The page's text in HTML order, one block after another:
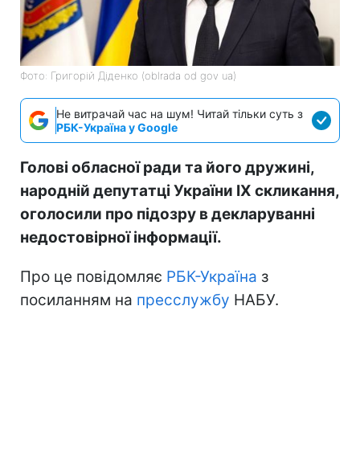
Фото: Григорій Діденко (oblrada od gov ua)
Не витрачай час на шум! Читай тільки суть з
РБК-Україна у Google
Голові обласної ради та його дружині,
народній депутатці України IX скликання,
оголосили про підозру в декларуванні
недостовірної інформації.
Про це повідомляє РБК-Україна з
посиланням на пресслужбу НАБУ.